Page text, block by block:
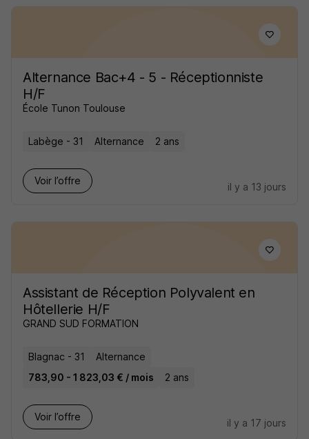
Alternance Bac+4 - 5 - Réceptionniste
H/F
École Tunon Toulouse
Labège - 31 Alternance 2 ans
Voir l’offre
il y a 13 jours
Assistant de Réception Polyvalent en
Hôtellerie H/F
GRAND SUD FORMATION
Blagnac - 31
Alternance
783,90 - 1 823,03 € / mois
2 ans
Voir l’offre
il y a 17 jours